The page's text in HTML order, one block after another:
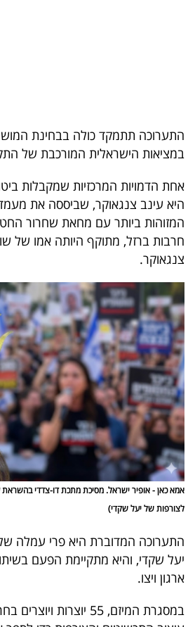
TOP-
5
המילון
הכלכלי
פודקאסט
40
UNDER
40
שיתופי
פעולה
דרושים
ניוזלטרים
מייל
אדום
התערוכה תתמקד כולה בבחינת
במציאות הישראלית המורכבת של
אחת הדמויות המרכזיות שמקבלות
היא עינב צנגאוקר, שביססה את
המזוהות ביותר עם מחאת שחרור
חרבות ברזל, מתוקף היותה אמו של
צנגאוקר.
אמא כאן - אופיר ישראל. מסיכת מתכת דו-צדדי בהשראת
לצורפות של יעל שקדי)
התערוכה המדוברת היא פרי עמלה
יעל שקדי, והיא מתקיימת הפעם
ארגון ויצו.
במסגרת המיזם, 55 יוצרות